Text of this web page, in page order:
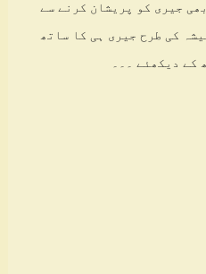
جیری کو پریشان کرنے سے
کی طرح جیری ہی کا ساتھ
کے دیکھئے ۔۔۔